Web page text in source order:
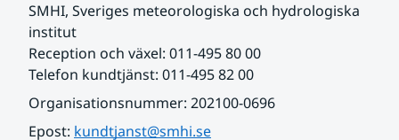
SMHI, Sveriges meteorologiska och hydrologiska
institut
Reception och växel: 011-495 80 00
Telefon kundtjänst: 011-495 82 00
Organisationsnummer: 202100-0696
Epost: kundtjanst@smhi.se